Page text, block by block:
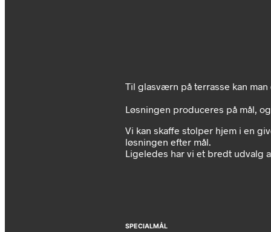
Til glasværn på terrasse kan
Løsningen produceres på mål,
Vi kan skaffe stolper hjem i en
løsningen efter mål.
Ligeledes har vi et bredt udvalg
SPECIALMÅL